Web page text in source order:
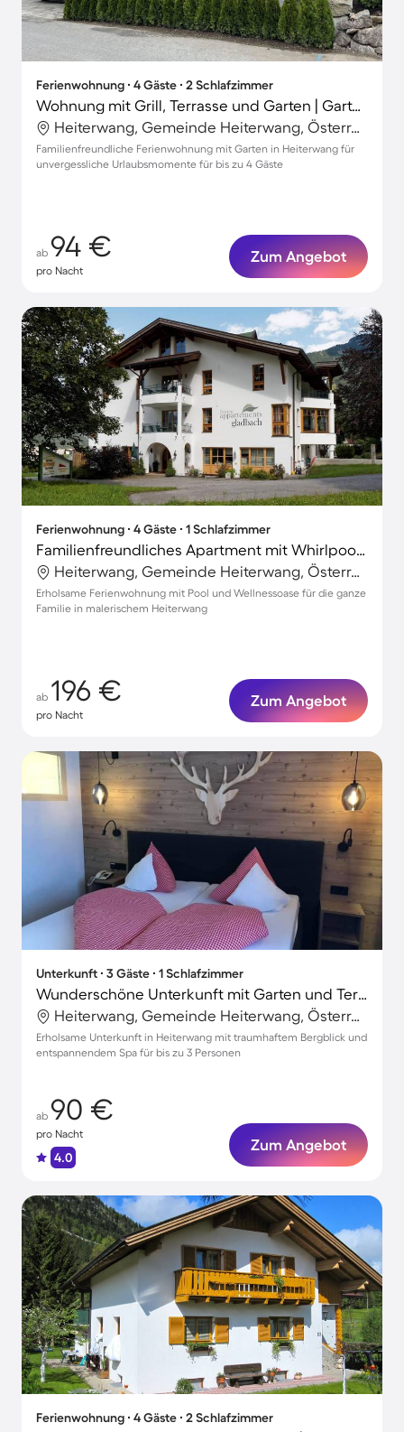
Ferienwohnung ∙ 4 Gäste ∙ 2 Schlafzimmer
Wohnung mit Grill, Terrasse und Garten | Gartenblick
Heiterwang, Gemeinde Heiterwang, Österreich
Familienfreundliche Ferienwohnung mit Garten in Heiterwang für
unvergessliche Urlaubsmomente für bis zu 4 Gäste
ab 94 €
pro Nacht
Zum Angebot
Ferienwohnung ∙ 4 Gäste ∙ 1 Schlafzimmer
Familienfreundliches Apartment mit Whirlpool, Garten und Terrasse | Perfekt für die Arbeit von Zuhause
Heiterwang, Gemeinde Heiterwang, Österreich
Erholsame Ferienwohnung mit Pool und Wellnessoase für die ganze
Familie in malerischem Heiterwang
ab 196 €
pro Nacht
Zum Angebot
Unterkunft ∙ 3 Gäste ∙ 1 Schlafzimmer
Wunderschöne Unterkunft mit Garten und Terrasse | Bergblick
Heiterwang, Gemeinde Heiterwang, Österreich
Erholsame Unterkunft in Heiterwang mit traumhaftem Bergblick und
entspannendem Spa für bis zu 3 Personen
ab 90 €
pro Nacht
4.0
Zum Angebot
Ferienwohnung ∙ 4 Gäste ∙ 2 Schlafzimmer